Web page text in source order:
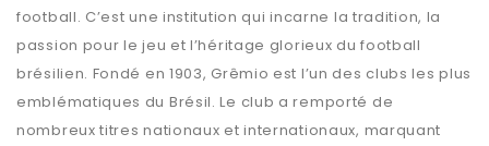
football. C’est une institution qui incarne la tradition, la
passion pour le jeu et l’héritage glorieux du football
brésilien. Fondé en 1903, Grêmio est l’un des clubs les plus
emblématiques du Brésil. Le club a remporté de
nombreux titres nationaux et internationaux, marquant